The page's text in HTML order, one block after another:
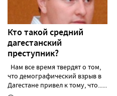
Кто такой средний
дагестанский
преступник?
Нам все время твердят о том,
что демографический взрыв в
Дагестане привел к тому, что......